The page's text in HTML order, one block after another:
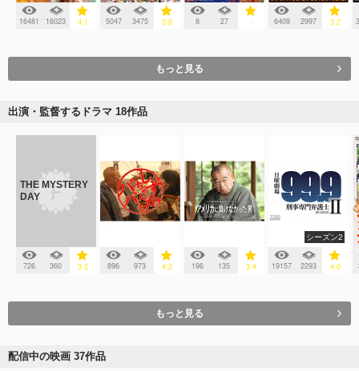
16481 16023 4.1 5047 3475 3.8 8 27 - 6409 2997 3.2
もっと見る
出演・監督するドラマ 18作品
THE MYSTERY
DAY
726 360 3.2 896 973 4.2 196 135 3.4
シーズン2
19157 2293 4.0
もっと見る
配信中の映画 37作品